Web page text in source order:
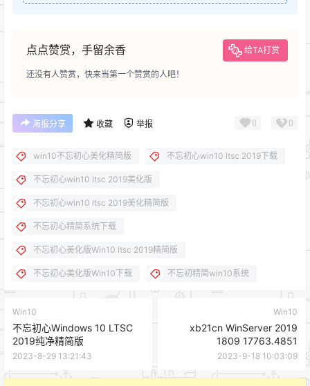
点点赞赏，手留余香 给TA打赏
还没有人赞赏，快来当第一个赞赏的人吧！
海报分享 收藏 举报 0 0
win10不忘初心美化精简版 不忘初心win10 ltsc 2019下载
不忘初心win10 ltsc 2019美化版
不忘初心win10 ltsc 2019美化精简版
不忘初心精简系统下载
不忘初心美化版Win10 ltsc 2019精简版
不忘初心美化版Win10下载 不忘初精简win10系统
Win10
不忘初心Windows 10 LTSC
2019纯净精简版
2023-8-29 13:21:43
Win10
xb21cn WinServer 2019
1809 17763.4851
2023-9-18 10:03:09